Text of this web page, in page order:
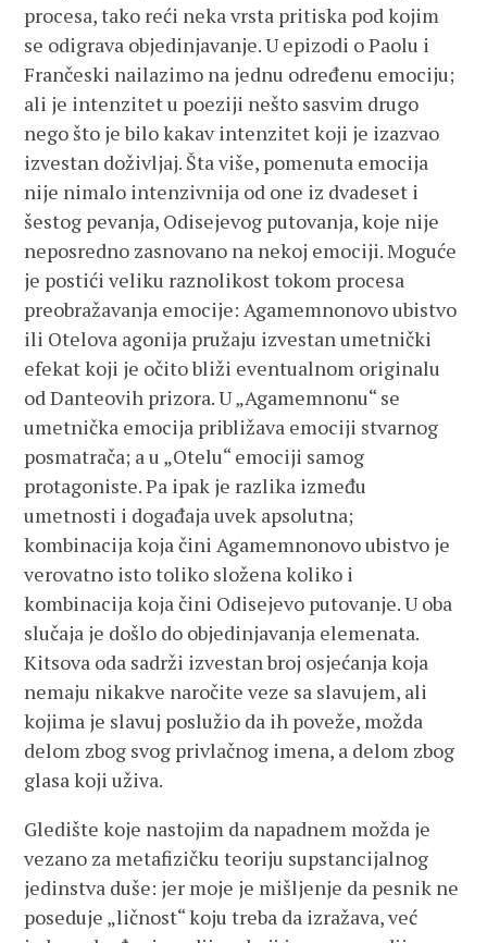
procesa, tako reći neka vrsta pritiska pod kojim
se odigrava objedinjavanje. U epizodi o Paolu i
Frančeski nailazimo na jednu određenu emociju;
ali je intenzitet u poeziji nešto sasvim drugo
nego što je bilo kakav intenzitet koji je izazvao
izvestan doživljaj. Šta više, pomenuta emocija
nije nimalo intenzivnija od one iz dvadeset i
šestog pevanja, Odisejevog putovanja, koje nije
neposredno zasnovano na nekoj emociji. Moguće
je postići veliku raznolikost tokom procesa
preobražavanja emocije: Agamemnonovo ubistvo
ili Otelova agonija pružaju izvestan umetnički
efekat koji je očito bliži eventualnom originalu
od Danteovih prizora. U „Agamemnonu“ se
umetnička emocija približava emociji stvarnog
posmatrača; a u „Otelu“ emociji samog
protagoniste. Pa ipak je razlika između
umetnosti i događaja uvek apsolutna;
kombinacija koja čini Agamemnonovo ubistvo je
verovatno isto toliko složena koliko i
kombinacija koja čini Odisejevo putovanje. U oba
slučaja je došlo do objedinjavanja elemenata.
Kitsova oda sadrži izvestan broj osjećanja koja
nemaju nikakve naročite veze sa slavujem, ali
kojima je slavuj poslužio da ih poveže, možda
delom zbog svog privlačnog imena, a delom zbog
glasa koji uživa.
Gledište koje nastojim da napadnem možda je
vezano za metafizičku teoriju supstancijalnog
jedinstva duše: jer moje je mišljenje da pesnik ne
poseduje „ličnost“ koju treba da izražava, već